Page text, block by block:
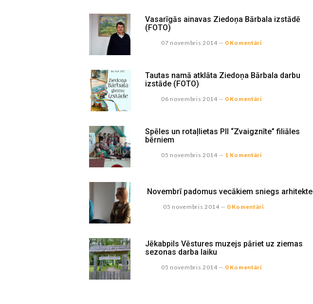
Vasarīgās ainavas Ziedoņa Bārbala izstādē
(FOTO)
07 novembris 2014-- 0 Komentāri
Tautas namā atklāta Ziedoņa Bārbala darbu
izstāde (FOTO)
06 novembris 2014-- 0 Komentāri
Spēles un rotaļlietas PII “Zvaigznīte” filiāles
bērniem
05 novembris 2014-- 1 Komentāri
Novembrī padomus vecākiem sniegs arhitekte
05 novembris 2014-- 0 Komentāri
Jēkabpils Vēstures muzejs pāriet uz ziemas
sezonas darba laiku
05 novembris 2014-- 0 Komentāri